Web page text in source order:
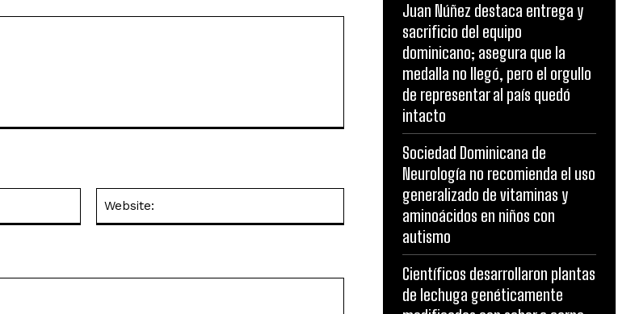
Juan Núñez destaca entrega y
sacrificio del equipo
dominicano; asegura que la
medalla no llegó, pero el orgullo
de representar al país quedó
intacto
Sociedad Dominicana de
Neurología no recomienda el uso
generalizado de vitaminas y
aminoácidos en niños con
autismo
Científicos desarrollaron plantas
de lechuga genéticamente